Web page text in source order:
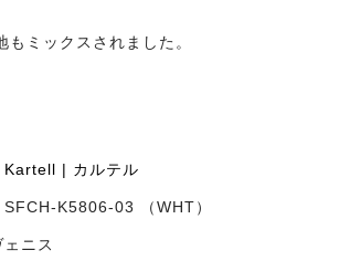
ミックスされました。
Kartell | カルテル
SFCH-K5806-03 （WHT）
ェニス